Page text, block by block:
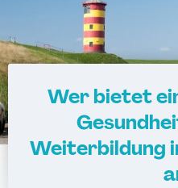
Wer bietet
Weiterbildung